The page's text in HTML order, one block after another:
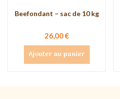
Beefondant – sac de 10 kg
26,00 €
Ajouter au panier